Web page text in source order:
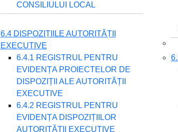
CONSILIULUI LOCAL
6.4 DISPOZIȚIILE AUTORITĂȚII
EXECUTIVE
6.4.1 REGISTRUL PENTRU
EVIDENȚA PROIECTELOR DE
DISPOZIȚII ALE AUTORITĂȚII
EXECUTIVE
6.4.2 REGISTRUL PENTRU
EVIDENȚA DISPOZIȚIILOR
AUTORITĂȚII EXECUTIVE